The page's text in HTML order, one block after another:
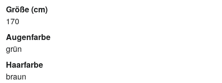
Größe (cm)
170
Augenfarbe
grün
Haarfarbe
braun